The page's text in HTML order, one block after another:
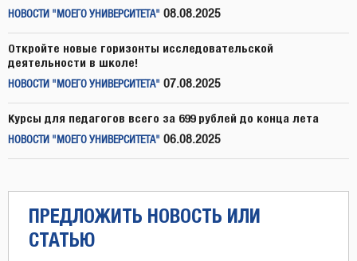
НОВОСТИ "МОЕГО УНИВЕРСИТЕТА" 08.08.2025
Откройте новые горизонты исследовательской
деятельности в школе!
НОВОСТИ "МОЕГО УНИВЕРСИТЕТА" 07.08.2025
Курсы для педагогов всего за 699 рублей до конца лета
НОВОСТИ "МОЕГО УНИВЕРСИТЕТА" 06.08.2025
ПРЕДЛОЖИТЬ НОВОСТЬ ИЛИ
СТАТЬЮ